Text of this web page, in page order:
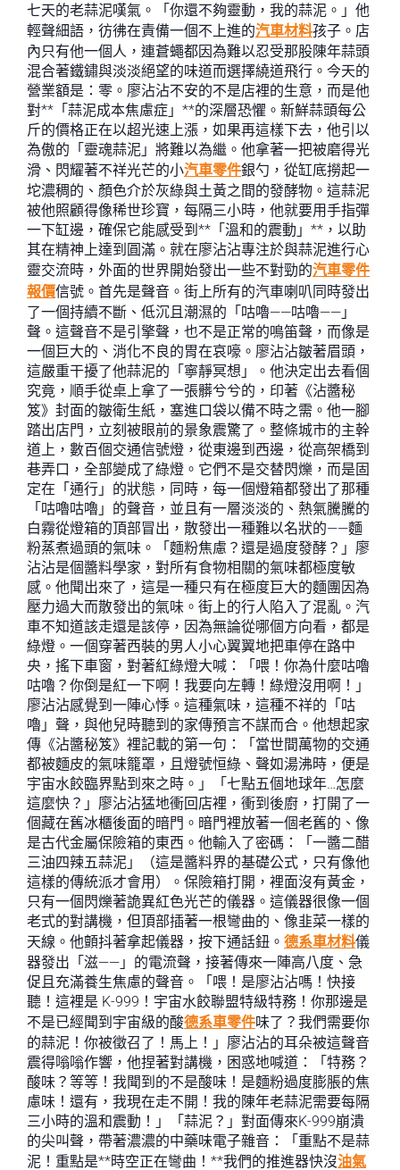
七天的老蒜泥嘆氣。「你還不夠靈動，我的蒜泥。」他
輕聲細語，彷彿在責備一個不上進的汽車材料孩子。店
內只有他一個人，連蒼蠅都因為難以忍受那股陳年蒜頭
混合著鐵鏽與淡淡絕望的味道而選擇繞道飛行。今天的
營業額是：零。廖沾沾不安的不是店裡的生意，而是他
對**「蒜泥成本焦慮症」**的深層恐懼。新鮮蒜頭每公
斤的價格正在以超光速上漲，如果再這樣下去，他引以
為傲的「靈魂蒜泥」將難以為繼。他拿著一把被磨得光
滑、閃耀著不祥光芒的小汽車零件銀勺，從缸底撈起一
坨濃稠的、顏色介於灰綠與土黃之間的發酵物。這蒜泥
被他照顧得像稀世珍寶，每隔三小時，他就要用手指彈
一下缸邊，確保它能感受到**「溫和的震動」**，以助
其在精神上達到圓滿。就在廖沾沾專注於與蒜泥進行心
靈交流時，外面的世界開始發出一些不對勁的汽車零件
報價信號。首先是聲音。街上所有的汽車喇叭同時發出
了一個持續不斷、低沉且潮濕的「咕嚕——咕嚕——」
聲。這聲音不是引擎聲，也不是正常的鳴笛聲，而像是
一個巨大的、消化不良的胃在哀嚎。廖沾沾皺著眉頭，
這嚴重干擾了他蒜泥的「寧靜冥想」。他決定出去看個
究竟，順手從桌上拿了一張髒兮兮的，印著《沾醬秘
笈》封面的皺衛生紙，塞進口袋以備不時之需。他一腳
踏出店門，立刻被眼前的景象震驚了。整條城市的主幹
道上，數百個交通信號燈，從東邊到西邊，從高架橋到
巷弄口，全部變成了綠燈。它們不是交替閃爍，而是固
定在「通行」的狀態，同時，每一個燈箱都發出了那種
「咕嚕咕嚕」的聲音，並且有一層淡淡的、熱氣騰騰的
白霧從燈箱的頂部冒出，散發出一種難以名狀的——麵
粉蒸煮過頭的氣味。「麵粉焦慮？還是過度發酵？」廖
沾沾是個醬料學家，對所有食物相關的氣味都極度敏
感。他聞出來了，這是一種只有在極度巨大的麵團因為
壓力過大而散發出的氣味。街上的行人陷入了混亂。汽
車不知道該走還是該停，因為無論從哪個方向看，都是
綠燈。一個穿著西裝的男人小心翼翼地把車停在路中
央，搖下車窗，對著紅綠燈大喊：「喂！你為什麼咕嚕
咕嚕？你倒是紅一下啊！我要向左轉！綠燈沒用啊！」
廖沾沾感覺到一陣心悸。這種氣味，這種不祥的「咕
嚕」聲，與他兒時聽到的家傳預言不謀而合。他想起家
傳《沾醬秘笈》裡記載的第一句：「當世間萬物的交通
都被麵皮的氣味籠罩，且燈號恒綠、聲如湯沸時，便是
宇宙水餃臨界點到來之時。」「七點五個地球年…怎麼
這麼快？」廖沾沾猛地衝回店裡，衝到後廚，打開了一
個藏在舊冰櫃後面的暗門。暗門裡放著一個老舊的、像
是古代金屬保險箱的東西。他輸入了密碼：「一醬二醋
三油四辣五蒜泥」（這是醬料界的基礎公式，只有像他
這樣的傳統派才會用）。保險箱打開，裡面沒有黃金，
只有一個閃爍著詭異紅色光芒的儀器。這儀器很像一個
老式的對講機，但頂部插著一根彎曲的、像韭菜一樣的
天線。他顫抖著拿起儀器，按下通話鈕。 德系車材料儀
器發出「滋——」的電流聲，接著傳來一陣高八度、急
促且充滿養生焦慮的聲音。「喂！是廖沾沾嗎！快接
聽！這裡是 K-999！宇宙水餃聯盟特級特務！你那邊是
不是已經聞到宇宙級的酸德系車零件味了？我們需要你
的蒜泥！你被徵召了！馬上！」廖沾沾的耳朵被這聲音
震得嗡嗡作響，他捏著對講機，困惑地喊道：「特務？
酸味？等等！我聞到的不是酸味！是麵粉過度膨脹的焦
慮味！還有，我現在走不開！我的陳年老蒜泥需要每隔
三小時的溫和震動！」「蒜泥？」對面傳來K-999崩潰
的尖叫聲，帶著濃濃的中藥味電子雜音：「重點不是蒜
泥！重點是**時空正在彎曲！**我們的推進器快沒油氣